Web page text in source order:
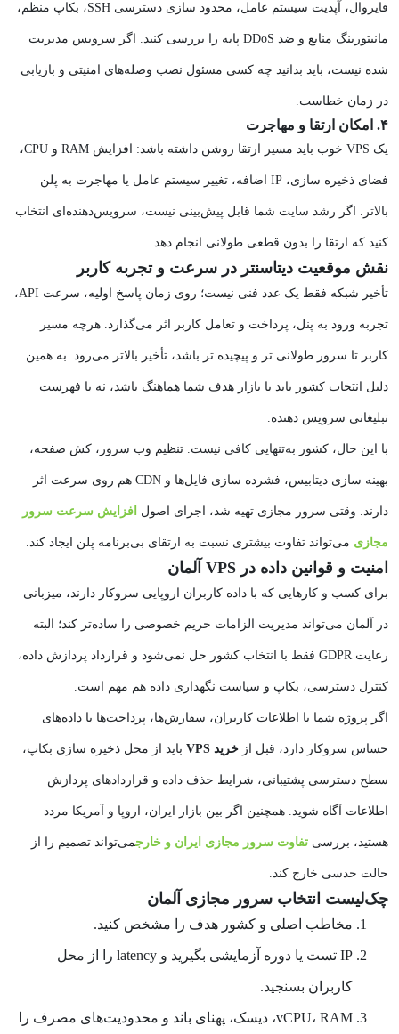
فایروال، آپدیت سیستم‌ عامل، محدود سازی دسترسی SSH، بکاپ منظم،
مانیتورینگ منابع و ضد DDoS پایه را بررسی کنید. اگر سرویس مدیریت‌
شده نیست، باید بدانید چه کسی مسئول نصب وصله‌های امنیتی و بازیابی
در زمان خطاست.
۴. امکان ارتقا و مهاجرت
یک VPS خوب باید مسیر ارتقا روشن داشته باشد: افزایش RAM و CPU،
فضای ذخیره‌ سازی، IP اضافه، تغییر سیستم‌ عامل یا مهاجرت به پلن
بالاتر. اگر رشد سایت شما قابل پیش‌بینی نیست، سرویس‌دهنده‌ای انتخاب
کنید که ارتقا را بدون قطعی طولانی انجام دهد.
نقش موقعیت دیتاسنتر در سرعت و تجربه کاربر
تأخیر شبکه فقط یک عدد فنی نیست؛ روی زمان پاسخ اولیه، سرعت API،
تجربه ورود به پنل، پرداخت و تعامل کاربر اثر می‌گذارد. هرچه مسیر
کاربر تا سرور طولانی‌ تر و پیچیده‌ تر باشد، تأخیر بالاتر می‌رود. به همین
دلیل انتخاب کشور باید با بازار هدف شما هماهنگ باشد، نه با فهرست
تبلیغاتی سرویس‌ دهنده.
با این حال، کشور به‌تنهایی کافی نیست. تنظیم وب‌ سرور، کش صفحه،
بهینه‌ سازی دیتابیس، فشرده‌ سازی فایل‌ها و CDN هم روی سرعت اثر
دارند. وقتی سرور مجازی تهیه شد، اجرای اصول افزایش سرعت سرور
مجازی می‌تواند تفاوت بیشتری نسبت به ارتقای بی‌برنامه پلن ایجاد کند.
امنیت و قوانین داده در VPS آلمان
برای کسب‌ و کارهایی که با داده کاربران اروپایی سروکار دارند، میزبانی
در آلمان می‌تواند مدیریت الزامات حریم خصوصی را ساده‌تر کند؛ البته
رعایت GDPR فقط با انتخاب کشور حل نمی‌شود و قرارداد پردازش داده،
کنترل دسترسی، بکاپ و سیاست نگهداری داده هم مهم است.
اگر پروژه شما با اطلاعات کاربران، سفارش‌ها، پرداخت‌ها یا داده‌های
حساس سروکار دارد، قبل از خرید VPS باید از محل ذخیره‌ سازی بکاپ،
سطح دسترسی پشتیبانی، شرایط حذف داده و قراردادهای پردازش
اطلاعات آگاه شوید. همچنین اگر بین بازار ایران، اروپا و آمریکا مردد
هستید، بررسی تفاوت سرور مجازی ایران و خارجمی‌تواند تصمیم را از
حالت حدسی خارج کند.
چک‌لیست انتخاب سرور مجازی آلمان
مخاطب اصلی و کشور هدف را مشخص کنید.
IP تست یا دوره آزمایشی بگیرید و latency را از محل
کاربران بسنجید.
vCPU، RAM، دیسک، پهنای باند و محدودیت‌های مصرف را